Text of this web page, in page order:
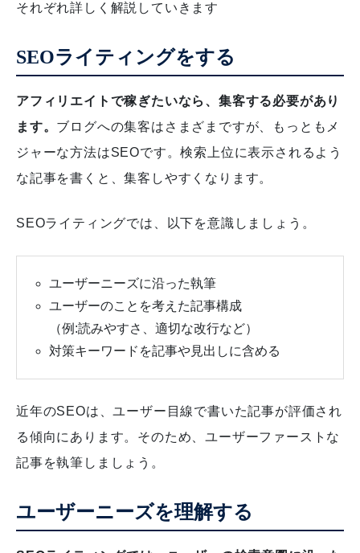
それぞれ詳しく解説していきます
SEOライティングをする
アフィリエイトで稼ぎたいなら、集客する必要があり
ます。 ブログへの集客はさまざまですが、もっともメ
ジャーな方法はSEOです。検索上位に表示されるよう
な記事を書くと、集客しやすくなります。
SEOライティングでは、以下を意識しましょう。
ユーザーニーズに沿った執筆
ユーザーのことを考えた記事構成
（例:読みやすさ、適切な改行など）
対策キーワードを記事や見出しに含める
近年のSEOは、ユーザー目線で書いた記事が評価され
る傾向にあります。そのため、ユーザーファーストな
記事を執筆しましょう。
ユーザーニーズを理解する